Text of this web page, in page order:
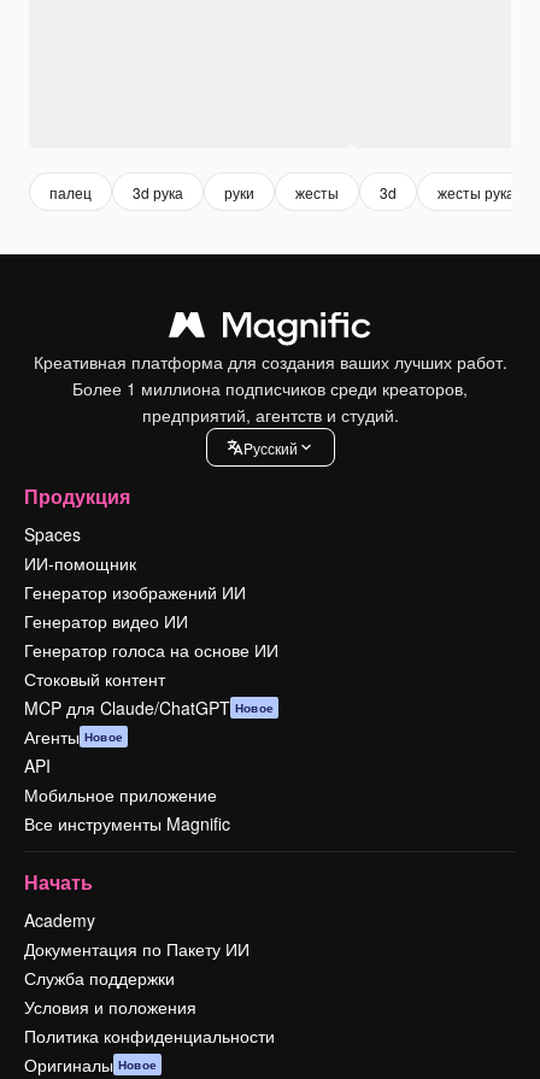
палец 3d рука руки жесты 3d жесты руками
Креативная платформа для создания ваших лучших работ.
Более 1 миллиона подписчиков среди креаторов,
предприятий, агентств и студий.
Pусский
Продукция
Spaces
ИИ-помощник
Генератор изображений ИИ
Генератор видео ИИ
Генератор голоса на основе ИИ
Стоковый контент
MCP для Claude/ChatGPT Новое
Агенты Новое
API
Мобильное приложение
Все инструменты Magnific
Начать
Academy
Документация по Пакету ИИ
Служба поддержки
Условия и положения
Политика конфиденциальности
Оригиналы Новое